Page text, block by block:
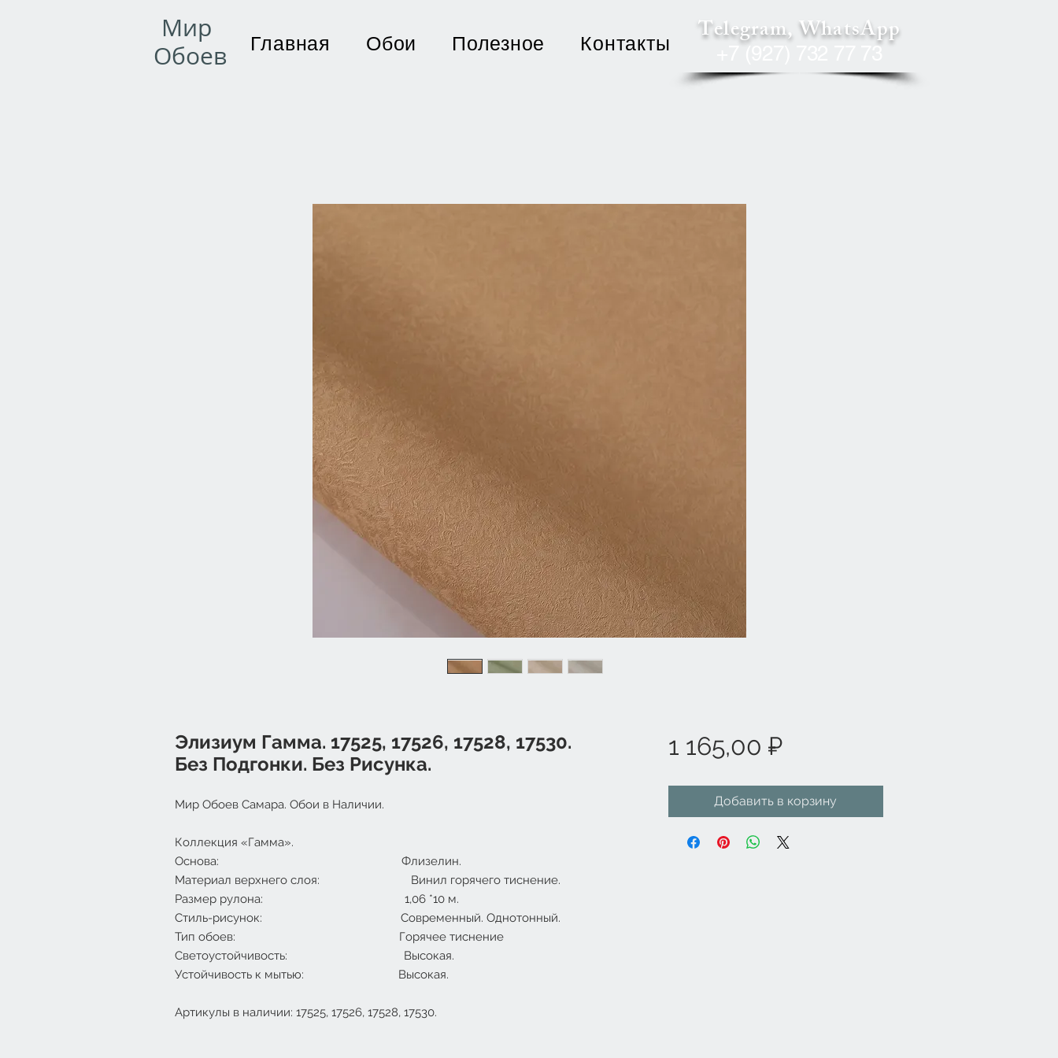
Мир
Обоев
Главная Обои Полезное Контакты Telegram, WhatsApp
+7 (927) 732 77 73
Элизиум Гамма. 17525, 17526, 17528, 17530.
Без Подгонки. Без Рисунка.
Мир Обоев Самара. Обои в Наличии.
Коллекция «Гамма».
Основа: Флизелин.
Материал верхнего слоя: Винил горячего тиснение.
Размер рулона: 1,06 *10 м.
Стиль-рисунок: Современный. Однотонный.
Тип обоев: Горячее тиснение
Светоустойчивость: Высокая.
Устойчивость к мытью: Высокая.
Артикулы в наличии: 17525, 17526, 17528, 17530.
1 165,00 ₽Цена
Добавить в корзину